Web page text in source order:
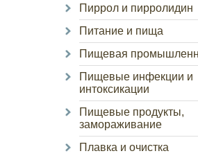
Пиррол и пирролидин
Питание и пища
Пищевая
Пищевые инфекции и
интоксикации
Пищевые продукты,
замораживание
Плавка и очистка